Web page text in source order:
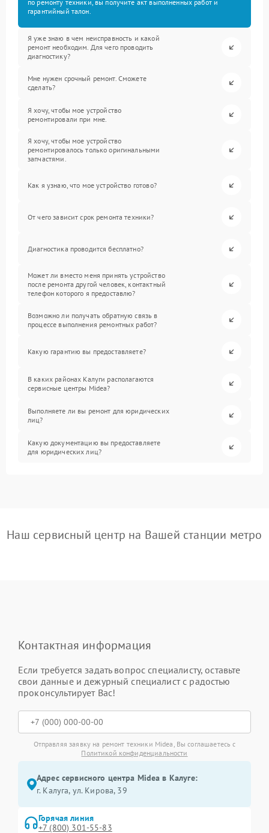
по ремонту техники, вы получите акт выполненных работ и
гарантийный талон.
Я уже знаю в чем неисправность и какой
ремонт необходим. Для чего проводить
диагностику?
Мне нужен срочный ремонт. Сможете
сделать?
Я хочу, чтобы мое устройство
ремонтировали при мне.
Я хочу, чтобы мое устройство
ремонтировалось только оригинальными
запчастями.
Как я узнаю, что мое устройство готово?
От чего зависит срок ремонта техники?
Диагностика проводится бесплатно?
Может ли вместо меня принять устройство
после ремонта другой человек, контактный
телефон которого я предоставлю?
Возможно ли получать обратную связь в
процессе выполнения ремонтных работ?
Какую гарантию вы предоставляете?
В каких районах Калуги располагаются
сервисные центры Midea?
Выполняете ли вы ремонт для юридических
лиц?
Какую документацию вы предоставляете
для юридических лиц?
Наш сервисный центр на Вашей станции метро
Контактная информация
Если требуется задать вопрос специалисту, оставьте
свои данные и дежурный специалист с радостью
проконсультирует Вас!
Отправляя заявку на ремонт техники Midea, Вы соглашаетесь с
Политикой конфиденциальности
Адрес сервисного центра Midea в Калуге:
г. Калуга, ул. Кирова, 39
Горячая линия
+7 (800) 301-55-83